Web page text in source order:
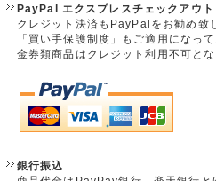
PayPal エクスプレスチェックアウト
クレジット決済もPayPalをお勧め致
「買い手保護制度」もご適用になって
金券類商品はクレジット利用不可とな
銀行振込